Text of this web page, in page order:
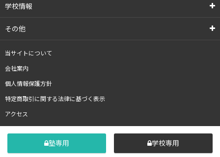
学校情報
その他
当サイトについて
会社案内
個人情報保護方針
特定商取引に関する法律に基づく表示
アクセス
塾専用 学校専用